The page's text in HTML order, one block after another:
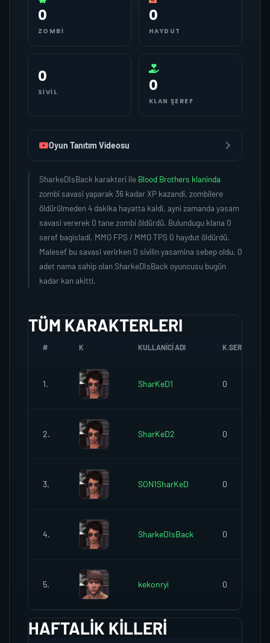
0
ZOMBI
0
HAYDUT
0
SIVIL 0
KLAN ŞEREF
Oyun Tanıtım Videosu
SharkeDIsBack karakteri ile Blood Brothers klaninda
zombi savasi yaparak 36 kadar XP kazandi, zombilere
öldürülmeden 4 dakika hayatta kaldi, ayni zamanda yasam
savasi vererek 0 tane zombi öldürdü. Bulundugu klana 0
seref bagisladi, MMO FPS / MMO TPS 0 haydut öldürdü.
Malesef bu savasi verirken 0 sivilin yasamina sebep oldu. 0
adet nama sahip olan SharkeDIsBack oyuncusu bugün
kadar kan akitti.
TÜM KARAKTERLERI
# K KULLANICI ADI K.SEREFI
1. SharKeD1 0
2. SharKeD2 0
3. SON1SharKeD 0
4. SharkeDIsBack 0
5. kekonryi 0
HAFTALIK KILLERI